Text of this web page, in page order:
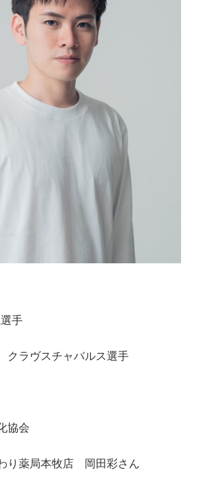
手
ラヴスチャバルス選手
協会
り薬局本牧店 岡田彩さん